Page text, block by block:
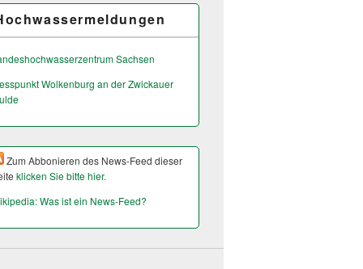
Sachsen
Wolkenburg an der Zwickauer
Zum Abbonieren des News-Feed dieser
klicken Sie bitte hier.
Was ist ein News-Feed?